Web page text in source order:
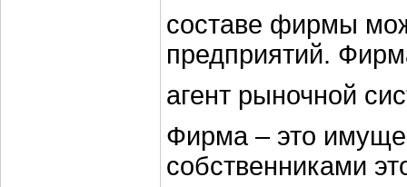
составе фирмы
предприятий.
агент рыночной
Фирма – это
собственниками